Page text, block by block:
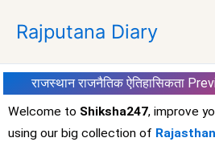
p
Rajputana Diary
राजस्थान राजनैतिक ऐतिहासिकता
Welcome to Shiksha247, improve
using our big collection of Rajasthan